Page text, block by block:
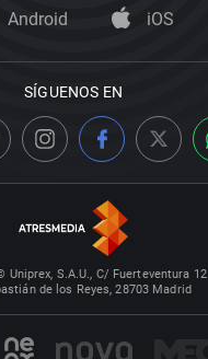
Android iOS
SÍGUENOS EN
Uniprex, S.A.U., C/ Fuerteventura 12
de los Reyes, 28703 Madrid